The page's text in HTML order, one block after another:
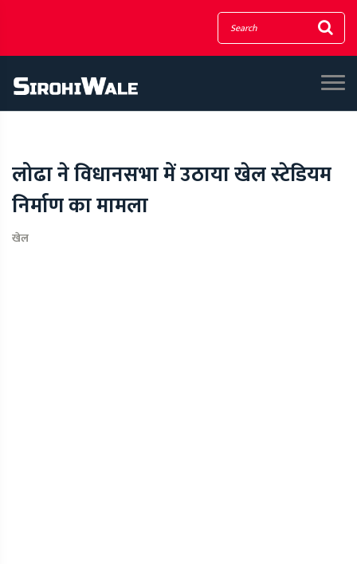
लोढा ने विधानसभा में उठाया खेल स्टेडियम
निर्माण का मामला
खेल